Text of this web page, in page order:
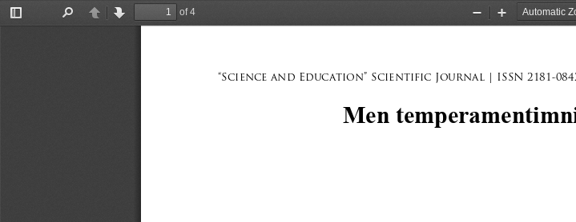
Toggle
PreviousNext
of 4
Zoom
Zoom
Men
“Science and Education” Scientific Journal | ISSN 2181-